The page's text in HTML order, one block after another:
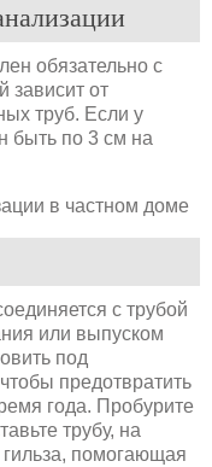
обязательно с
зависит от
труб. Если у
быть по 3 см на
с трубой
или выпуском
под
предотвратить
года. Пробурите
трубу, на
гильза, помогающая